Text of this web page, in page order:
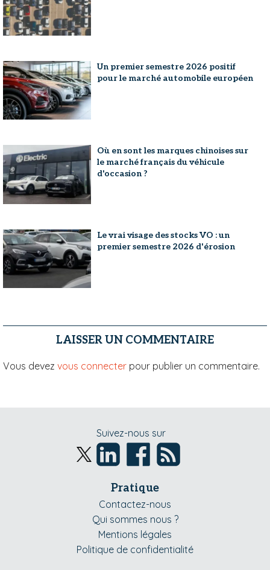
Un premier semestre 2026 positif
pour le marché automobile européen
Où en sont les marques chinoises sur
le marché français du véhicule
d'occasion ?
Le vrai visage des stocks VO : un
premier semestre 2026 d'érosion
LAISSER UN COMMENTAIRE
Vous devez vous connecter pour publier un commentaire.
Suivez-nous sur
Pratique
Contactez-nous
Qui sommes nous ?
Mentions légales
Politique de confidentialité